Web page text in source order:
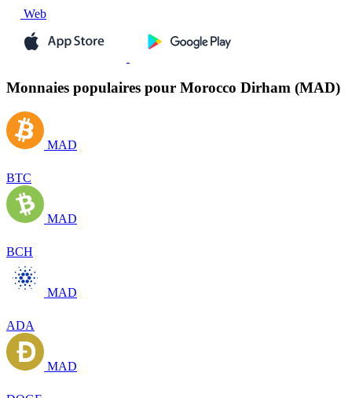
Web
Monnaies populaires pour Morocco Dirham (MAD)
MAD
BTC
MAD
BCH
MAD
ADA
MAD